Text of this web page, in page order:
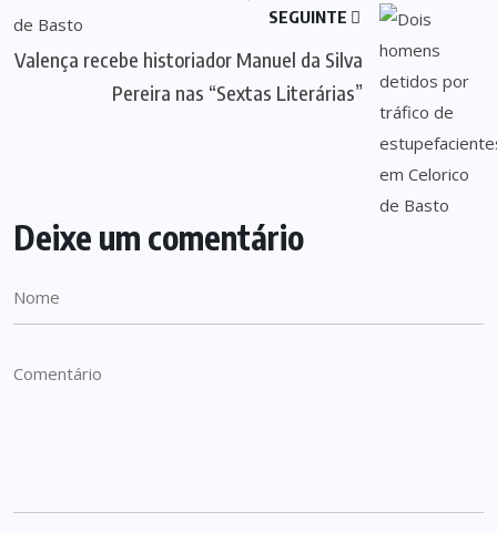
SEGUINTE
Valença recebe historiador Manuel da Silva
Pereira nas “Sextas Literárias”
Deixe um comentário